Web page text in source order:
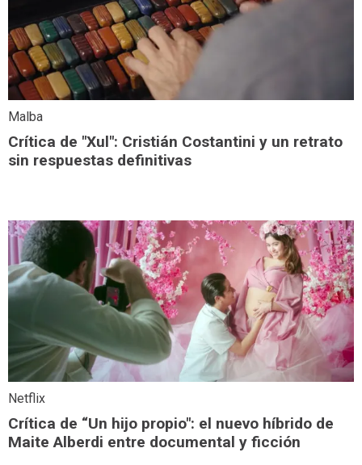
Malba
Crítica de "Xul": Cristián Costantini y un retrato
sin respuestas definitivas
Netflix
Crítica de “Un hijo propio": el nuevo híbrido de
Maite Alberdi entre documental y ficción